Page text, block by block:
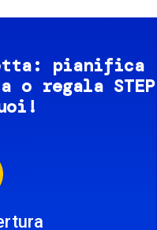
pianifica
regala STEP